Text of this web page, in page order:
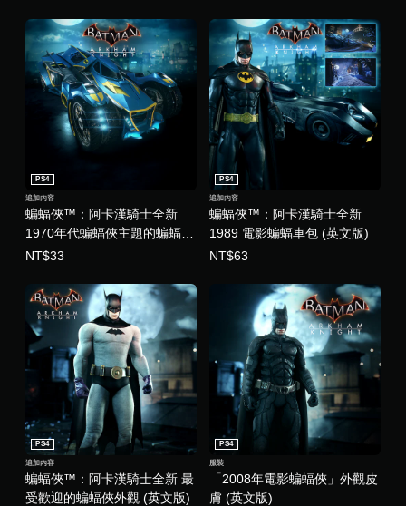
英
文
)
蝙蝠俠™：阿卡漢騎士全新
1970年代蝙蝠俠主題的蝙蝠車
外觀 (英文版)
PS4
追加內容
NT$33
蝙蝠俠™：阿卡漢騎士全新
1989 電影蝙蝠車包 (英文版)
PS4
追加內容
NT$63
蝙蝠俠™：阿卡漢騎士全新 最
受歡迎的蝙蝠俠外觀 (英文版)
PS4
追加內容
「2008年電影蝙蝠俠」外觀皮
膚 (英文版)
PS4
服裝